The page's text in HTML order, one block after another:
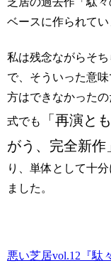
ベースに作られてい
私は残念ながらそ
で、そういった意
方はできなかった
式でも
「再演と
がう、完全新作
り、単体として十
ました。
悪い芝居vol.12『駄